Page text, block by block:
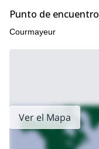
Punto de encuentro
Courmayeur
Ver el Mapa